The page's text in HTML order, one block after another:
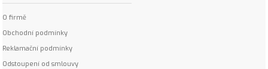
O firmě
Obchodní podmínky
Reklamační podmínky
Odstoupení od smlouvy